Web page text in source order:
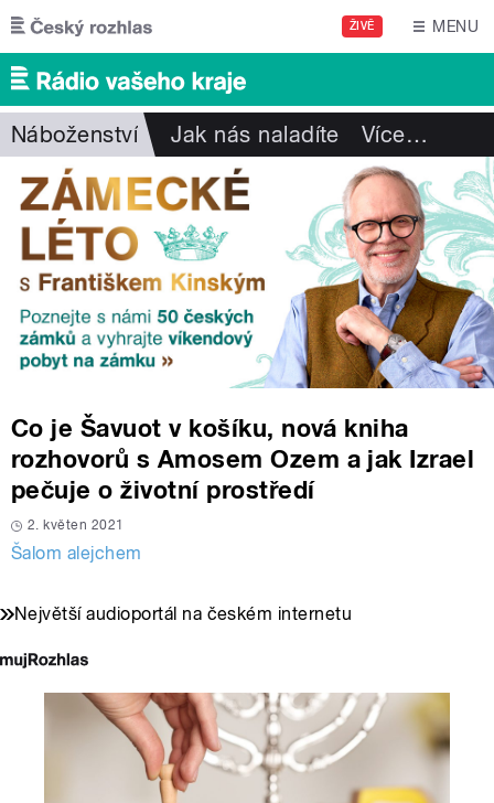
Přejít k hlavnímu obsahu
ŽIVĚ MENU
Náboženství Jak nás naladíte Více…
Co je Šavuot v košíku, nová kniha
rozhovorů s Amosem Ozem a jak Izrael
pečuje o životní prostředí
2. květen 2021
Šalom alejchem
Největší audioportál na českém internetu